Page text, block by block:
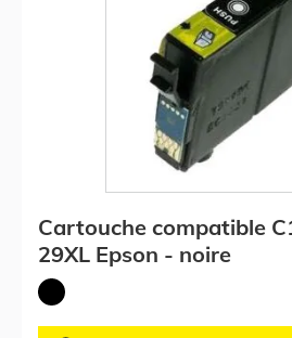
Cartouche compatible
29XL Epson - noire